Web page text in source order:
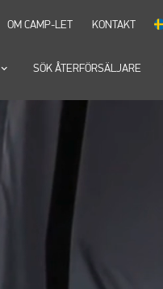
keyboard_arrow_down SÖK ÅTERFÖRSÄLJARE
OM CAMP-LET KONTAKT